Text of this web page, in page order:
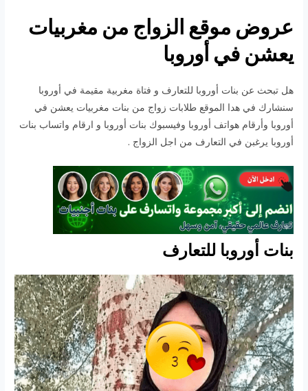
عروض موقع الزواج من مغربيات
يعشن في أوروبا
هل تبحث عن بنات أوروبا للتعارف و فتاة مغربية مقيمة في أوروبا
سنشارك في هدا الموقع طلابات زواج من بنات مغربيات يعشن في
أوروبا وأرقام هواتف أوروبا وفيسبوك بنات أوروبا و ارقام واتساب بنات
أوروبا يرغبن في التعارف من اجل الزواج .
بنات أوروبا للتعارف